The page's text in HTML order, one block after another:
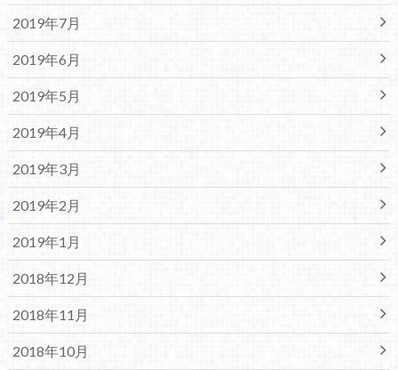
2019年7月
2019年6月
2019年5月
2019年4月
2019年3月
2019年2月
2019年1月
2018年12月
2018年11月
2018年10月